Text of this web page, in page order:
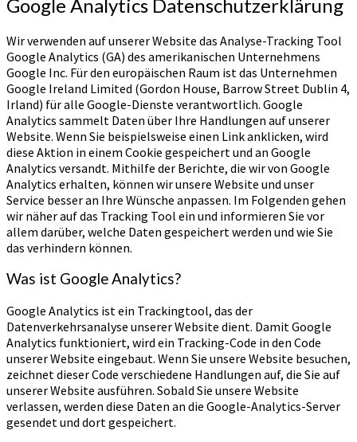
Google Analytics Datenschutzerklärung
Wir verwenden auf unserer Website das Analyse-Tracking Tool
Google Analytics (GA) des amerikanischen Unternehmens
Google Inc. Für den europäischen Raum ist das Unternehmen
Google Ireland Limited (Gordon House, Barrow Street Dublin 4,
Irland) für alle Google-Dienste verantwortlich. Google
Analytics sammelt Daten über Ihre Handlungen auf unserer
Website. Wenn Sie beispielsweise einen Link anklicken, wird
diese Aktion in einem Cookie gespeichert und an Google
Analytics versandt. Mithilfe der Berichte, die wir von Google
Analytics erhalten, können wir unsere Website und unser
Service besser an Ihre Wünsche anpassen. Im Folgenden gehen
wir näher auf das Tracking Tool ein und informieren Sie vor
allem darüber, welche Daten gespeichert werden und wie Sie
das verhindern können.
Was ist Google Analytics?
Google Analytics ist ein Trackingtool, das der
Datenverkehrsanalyse unserer Website dient. Damit Google
Analytics funktioniert, wird ein Tracking-Code in den Code
unserer Website eingebaut. Wenn Sie unsere Website besuchen,
zeichnet dieser Code verschiedene Handlungen auf, die Sie auf
unserer Website ausführen. Sobald Sie unsere Website
verlassen, werden diese Daten an die Google-Analytics-Server
gesendet und dort gespeichert.